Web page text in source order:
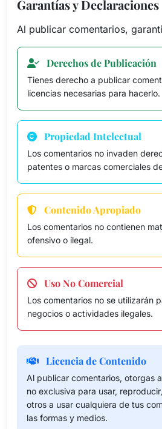
Garantías y Declaraciones
Al publicar comentarios,
Derechos de Publicación
Tienes derecho a publicar
licencias necesarias para hacerlo.
Propiedad Intelectual
Los comentarios no invaden
patentes o marcas comerciales
Contenido Apropiado
Los comentarios no contienen
ofensivo o ilegal.
Uso No Comercial
Los comentarios no se utilizarán
negocios o actividades ilegales.
Licencia de Contenido
Al publicar comentarios, otorgas
no exclusiva para usar,
otros a usar cualquiera de tus
las formas y medios.